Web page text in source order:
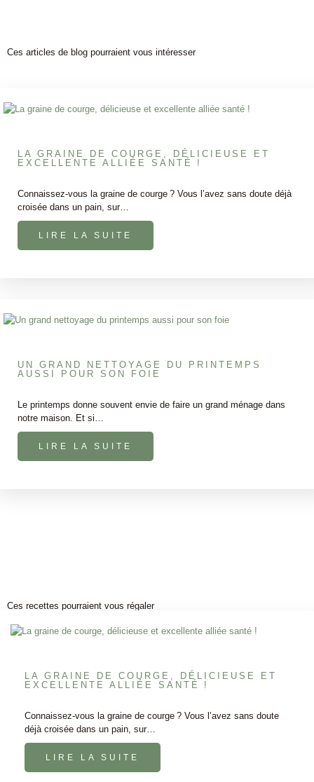
Ces articles de blog pourraient vous intéresser
LA GRAINE DE COURGE, DÉLICIEUSE ET
EXCELLENTE ALLIÉE SANTÉ !
Connaissez-vous la graine de courge ? Vous l’avez sans doute déjà
croisée dans un pain, sur…
LIRE LA SUITE
UN GRAND NETTOYAGE DU PRINTEMPS
AUSSI POUR SON FOIE
Le printemps donne souvent envie de faire un grand ménage dans
notre maison. Et si…
LIRE LA SUITE
Ces recettes pourraient vous régaler
LA GRAINE DE COURGE, DÉLICIEUSE ET
EXCELLENTE ALLIÉE SANTÉ !
Connaissez-vous la graine de courge ? Vous l’avez sans doute
déjà croisée dans un pain, sur…
LIRE LA SUITE